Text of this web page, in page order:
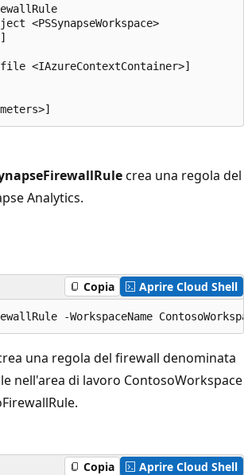
<PSSynapseWorkspace>
<IAzureContextContainer>]
crea una regola del
Analytics.
Copia Aprire Cloud Shell
una regola del firewall denominata
nell'area di lavoro ContosoWorkspace
Copia Aprire Cloud Shell